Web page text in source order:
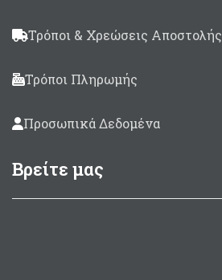
Τρόποι & Χρεώσεις Αποστολής
Τρόποι Πληρωμής
Προσωπικά Δεδομένα
Βρείτε μας